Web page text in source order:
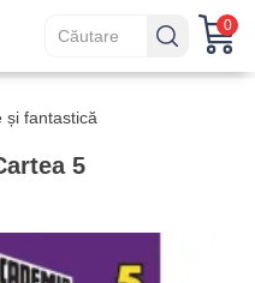
0
și fantastică
5